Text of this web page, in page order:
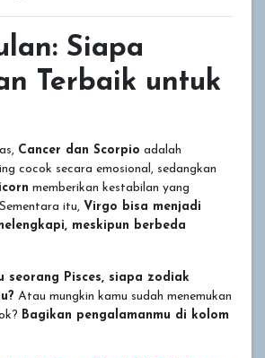
Siapa
Terbaik untuk
Cancer dan Scorpio adalah
cocok secara emosional, sedangkan
memberikan kestabilan yang
itu, Virgo bisa menjadi
meskipun berbeda
seorang Pisces, siapa zodiak
Atau mungkin kamu sudah menemukan
Bagikan pengalamanmu di kolom